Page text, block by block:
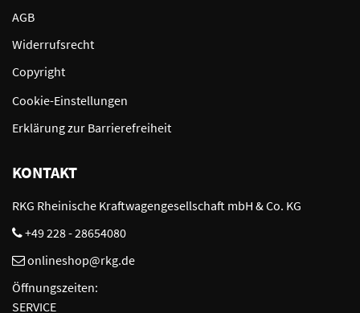
AGB
Widerrufsrecht
Copyright
Cookie-Einstellungen
Erklärung zur Barrierefreiheit
KONTAKT
RKG Rheinische Kraftwagengesellschaft mbH & Co. KG
+49 228 - 28654080
onlineshop@rkg.de
Öffnungszeiten:
SERVICE